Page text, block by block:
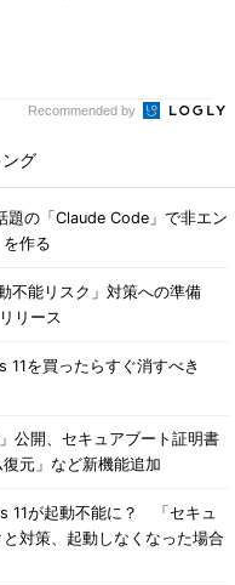
Recommended by
グ
の「Claude Code」で非エン
作る
不能リスク」対策への準備
リース
を買ったらすぐ消すべき
公開、セキュアブート証明書
元」など新機能追加
11が起動不能に？ 「セキュ
対策、起動しなくなった場合